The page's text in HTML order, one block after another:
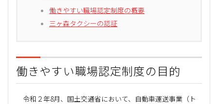
働きやすい職場認定制度の概要
三ヶ森タクシーの認証
働きやすい職場認定制度の目的
令和２年8月、国土交通省において、自動車運送事業（ト